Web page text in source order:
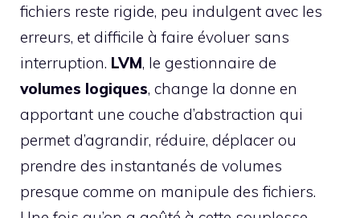
fichiers reste rigide, peu indulgent avec les
erreurs, et difficile à faire évoluer sans
interruption. LVM, le gestionnaire de
volumes logiques, change la donne en
apportant une couche d’abstraction qui
permet d’agrandir, réduire, déplacer ou
prendre des instantanés de volumes
presque comme on manipule des fichiers.